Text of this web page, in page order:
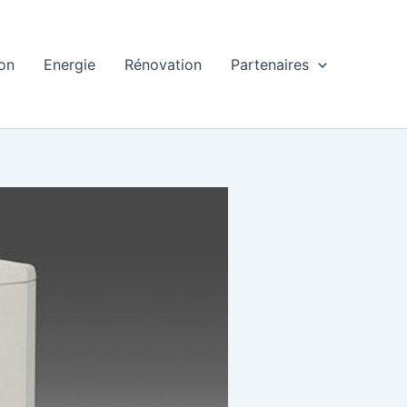
Energie Rénovation Partenaires